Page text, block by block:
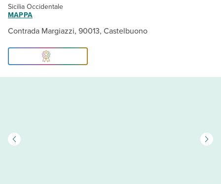
Sicilia Occidentale
MAPPA
Contrada Margiazzi, 90013, Castelbuono